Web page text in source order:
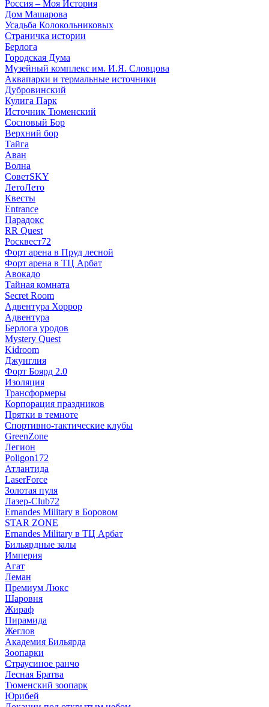
Россия – Моя История
Дом Машарова
Усадьба Колокольниковых
Страничка истории
Берлога
Городская Дума
Музейный комплекс им. И.Я. Словцова
Аквапарки и термальные источники
Дубровинский
Кулига Парк
Источник Тюменский
Сосновый Бор
Верхний бор
Тайга
Аван
Волна
СоветSKY
ЛетоЛето
Квесты
Entrance
Парадокс
RR Quest
Росквест72
Форт арена в Пруд лесной
Форт арена в ТЦ Арбат
Авокадо
Тайная комната
Secret Room
Адвентура Хоррор
Адвентура
Берлога уродов
Mystery Quest
Kidroom
Джунглия
Форт Боярд 2.0
Изоляция
Трансформеры
Корпорация праздников
Прятки в темноте
Спортивно-тактические клубы
GreenZone
Легион
Poligon172
Атлантида
LaserForce
Золотая пуля
Лазер-Club72
Ernandes Military в Боровом
STAR ZONE
Ernandes Military в ТЦ Арбат
Бильярдные залы
Империя
Агат
Леман
Премиум Люкс
Шаровня
Жираф
Пирамида
Жеглов
Академия Бильярда
Зоопарки
Страусиное ранчо
Лесная Братва
Тюменский зоопарк
Юрибей